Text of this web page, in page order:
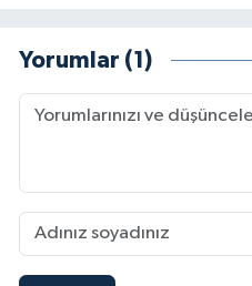
Yorumlar (1)